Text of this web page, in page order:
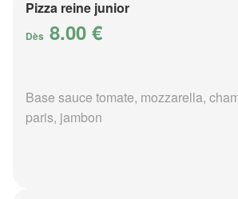
Pizza reine junior
Dès 8.00 €
Base sauce tomate, mozzarella,
paris, jambon